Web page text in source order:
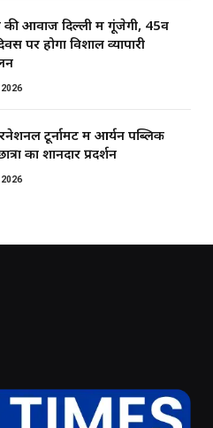
की आवाज दिल्ली में गूंजेगी, 45वें
पर होगा विशाल व्यापारी
2026
टूर्नामेंट में आर्यन पब्लिक
का शानदार प्रदर्शन
2026